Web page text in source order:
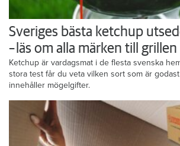
Sveriges bästa ketchup
– läs om alla märken till grillen
Ketchup är vardagsmat i de flesta svenska
stora test får du veta vilken sort som är
innehåller mögelgifter.